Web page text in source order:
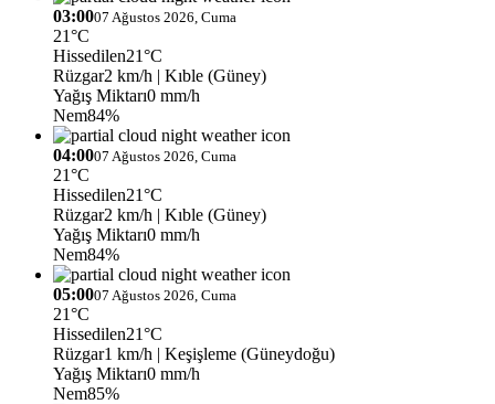
03:0007 Ağustos 2026, Cuma
21°C
Hissedilen21°C
Rüzgar2 km/h | Kıble (Güney)
Yağış Miktarı0 mm/h
Nem84%
04:0007 Ağustos 2026, Cuma
21°C
Hissedilen21°C
Rüzgar2 km/h | Kıble (Güney)
Yağış Miktarı0 mm/h
Nem84%
05:0007 Ağustos 2026, Cuma
21°C
Hissedilen21°C
Rüzgar1 km/h | Keşişleme (Güneydoğu)
Yağış Miktarı0 mm/h
Nem85%